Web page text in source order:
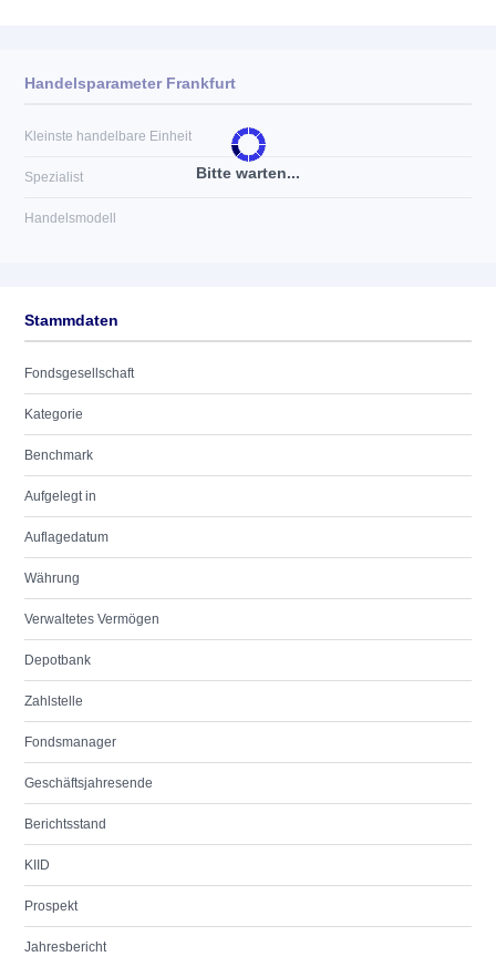
Bitte warten...
Handelsparameter Frankfurt
Kleinste handelbare Einheit
Spezialist
Handelsmodell
Stammdaten
Fondsgesellschaft
Kategorie
Benchmark
Aufgelegt in
Auflagedatum
Währung
Verwaltetes Vermögen
Depotbank
Zahlstelle
Fondsmanager
Geschäftsjahresende
Berichtsstand
KIID
Prospekt
Jahresbericht